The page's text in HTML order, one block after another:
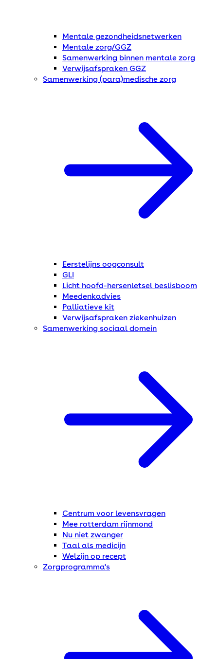
Mentale gezondheidsnetwerken
Mentale zorg/GGZ
Samenwerking binnen mentale zorg
Verwijsafspraken GGZ
Samenwerking (para)medische zorg
Eerstelijns oogconsult
GLI
Licht hoofd-hersenletsel beslisboom
Meedenkadvies
Palliatieve kit
Verwijsafspraken ziekenhuizen
Samenwerking sociaal domein
Centrum voor levensvragen
Mee rotterdam rijnmond
Nu niet zwanger
Taal als medicijn
Welzijn op recept
Zorgprogramma's